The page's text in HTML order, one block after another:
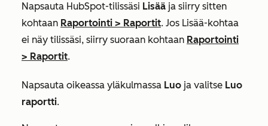
Napsauta HubSpot-tilissäsi Lisää ja siirry sitten
kohtaan Raportointi > Raportit. Jos Lisää-kohtaa
ei näy tilissäsi, siirry suoraan kohtaan Raportointi
> Raportit.
Napsauta oikeassa yläkulmassa Luo ja valitse Luo
raportti.